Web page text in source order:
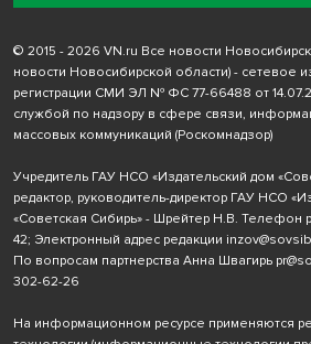
© 2015 - 2026 VN.ru Все новости
новости Новосибирской области) - сетевое
регистрации СМИ ЭЛ № ФС 77-66488 от
службой по надзору в сфере связи,
массовых коммуникаций (Роскомнадзор)
Учредитель ГАУ НСО «Издательский дом
редактор, руководитель-директор ГАУ НСО
«Советская Сибирь» - Шрейтер Н.В. Телефон
42; Электронный адрес редакции
По вопросам партнерства Анна Швагирь
302-62-26
На информационном ресурсе применяются